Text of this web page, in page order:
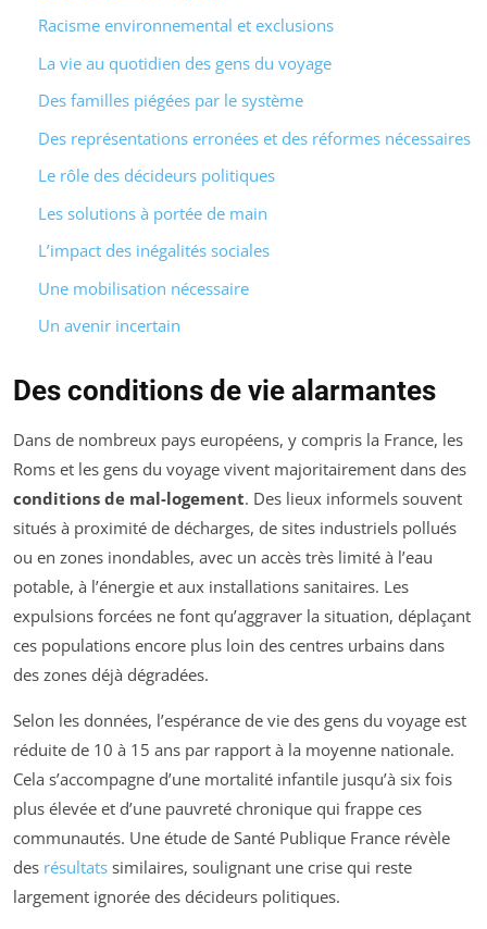
Racisme environnemental et exclusions
La vie au quotidien des gens du voyage
Des familles piégées par le système
Des représentations erronées et des réformes nécessaires
Le rôle des décideurs politiques
Les solutions à portée de main
L’impact des inégalités sociales
Une mobilisation nécessaire
Un avenir incertain
Des conditions de vie alarmantes
Dans de nombreux pays européens, y compris la France, les
Roms et les gens du voyage vivent majoritairement dans des
conditions de mal-logement. Des lieux informels souvent
situés à proximité de décharges, de sites industriels pollués
ou en zones inondables, avec un accès très limité à l’eau
potable, à l’énergie et aux installations sanitaires. Les
expulsions forcées ne font qu’aggraver la situation, déplaçant
ces populations encore plus loin des centres urbains dans
des zones déjà dégradées.
Selon les données, l’espérance de vie des gens du voyage est
réduite de 10 à 15 ans par rapport à la moyenne nationale.
Cela s’accompagne d’une mortalité infantile jusqu’à six fois
plus élevée et d’une pauvreté chronique qui frappe ces
communautés. Une étude de Santé Publique France révèle
des résultats similaires, soulignant une crise qui reste
largement ignorée des décideurs politiques.